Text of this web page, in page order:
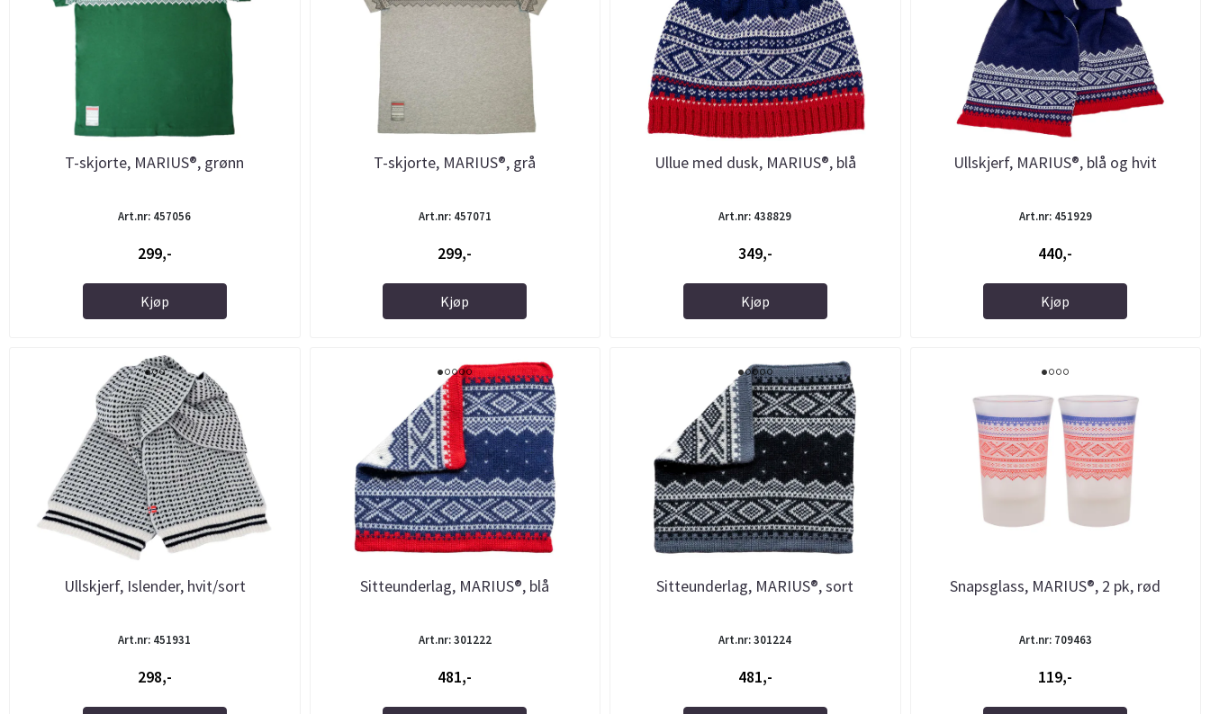
T-skjorte, MARIUS®, grønn
Art.nr: 457056
299,-
Kjøp
T-skjorte, MARIUS®, grå
Art.nr: 457071
299,-
Kjøp
Ullue med dusk, MARIUS®, blå
Art.nr: 438829
349,-
Kjøp
Ullskjerf, MARIUS®, blå og hvit
Art.nr: 451929
440,-
Kjøp
Ullskjerf, Islender, hvit/sort
Art.nr: 451931
298,-
Sitteunderlag, MARIUS®, blå
Art.nr: 301222
481,-
Sitteunderlag, MARIUS®, sort
Art.nr: 301224
481,-
Snapsglass, MARIUS®, 2 pk, rød
Art.nr: 709463
119,-